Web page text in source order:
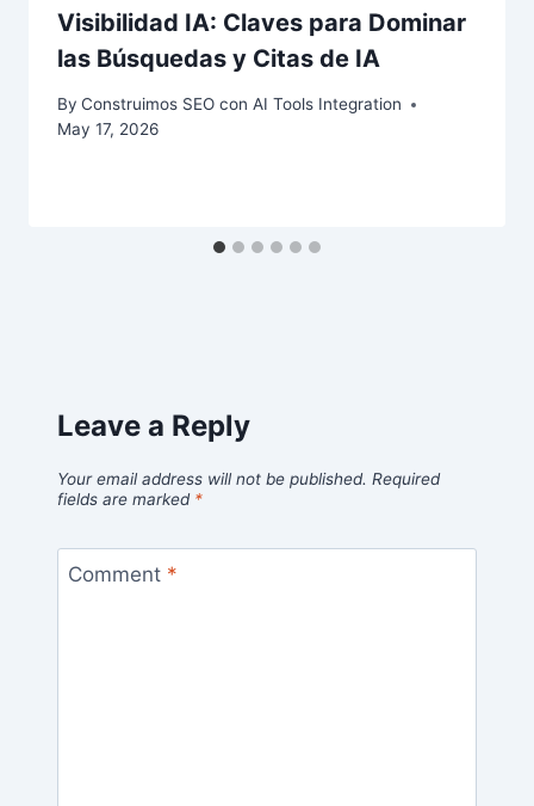
Visibilidad IA: Claves para Dominar
las Búsquedas y Citas de IA
By Construimos SEO con AI Tools Integration
May 17, 2026
Leave a Reply
Your email address will not be published. Required
fields are marked *
Comment *